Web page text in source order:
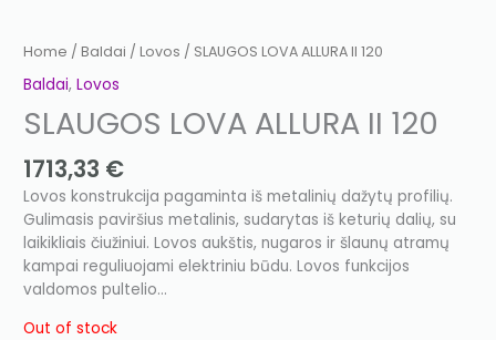
Home /Baldai /Lovos / SLAUGOS LOVA ALLURA II 120
Baldai,Lovos
SLAUGOS LOVA ALLURA II 120
1713,33 €
Lovos konstrukcija pagaminta iš metalinių dažytų profilių.
Gulimasis paviršius metalinis, sudarytas iš keturių dalių, su
laikikliais čiužiniui. Lovos aukštis, nugaros ir šlaunų atramų
kampai reguliuojami elektriniu būdu. Lovos funkcijos
valdomos pultelio…
Out of stock